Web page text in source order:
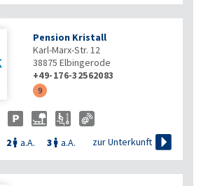
Pension Kristall
Karl-Marx-Str. 12
38875 Elbingerode
+49-176-32562083
9
2  a.A. 3  a.A. zur Unterkunft 